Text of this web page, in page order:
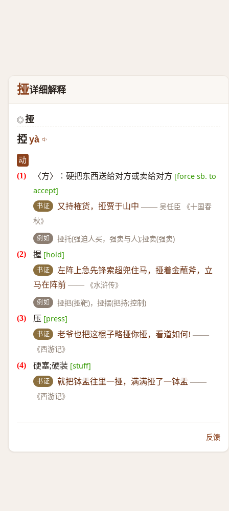
挜详细解释
◎ 挜
掗 yà
动
〈方〉∶硬把东西送给对方或卖给对方 [force sb. to
accept]
书证 又持榷货，挜贾于山中 —— 吴任臣 《十国春
秋》
例如 挜托(强迫人买，强卖与人);挜卖(强卖)
握 [hold]
书证
左阵上急先锋索超兜住马，挜着金蘸斧，立
马在阵前 —— 《水浒传》
例如 挜把(挜靶)，挜摆(把持;控制)
压 [press]
书证 老爷也把这棍子略挜你挜，看道如何! ——
《西游记》
硬塞;硬装 [stuff]
书证 就把钵盂往里一挜，满满挜了一钵盂 ——
《西游记》
反馈